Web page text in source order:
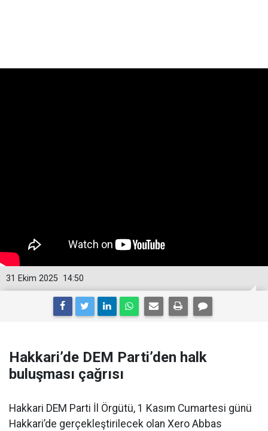
14:50
31 Ekim 2025
Hakkari’de DEM Parti’den halk
buluşması çağrısı
Hakkari DEM Parti İl Örgütü, 1 Kasım Cumartesi günü
Hakkari’de gerçekleştirilecek olan Xero Abbas